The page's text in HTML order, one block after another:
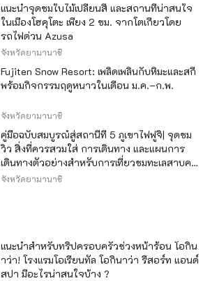
แนะนำจุดชมใบไม้เปลี่ยนสี และสถานที่น่าสนใจ
ในเมืองโฮคุโตะ เพียง 2 ชม. จากโตเกียวโดย
รถไฟด่วน Azusa
จังหวัดยามานาชิ
Fujiten Snow Resort: เพลิดเพลินกับหิมะและสกี
พร้อมกิจกรรมฤดูหนาวในเดือน ม.ค.–ก.พ.
จังหวัดยามานาชิ
คู่มือฉบับสมบูรณ์สู่สถานีที่ 5 ภูเขาไฟฟูจิ| จุดชม
วิว สิ่งที่ควรสวมใส่ การเดินทาง และแผนการ
เดินทางตัวอย่างสำหรับการเที่ยวชมทะเลสาบคา
วากุจิ
จังหวัดยามานาชิ
แนะนำสำหรับทริปครอบครัวช่วงหน้าร้อน โอกิน
าว่า! โรงแรมโอเรียนทัล โอกินาว่า รีสอร์ท แอนด์
สปา มีอะไรน่าสนใจบ้าง ?